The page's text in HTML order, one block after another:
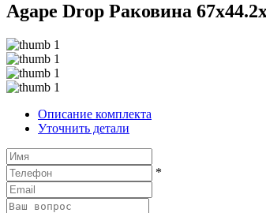
Agape Drop Раковина
Описание комплекта
Уточнить детали
*